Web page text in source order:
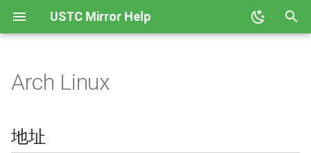
USTC Mirror Help
化
地址
说明
GHCup
Hackage
Anaconda
Ceph
Arch Linux
地址